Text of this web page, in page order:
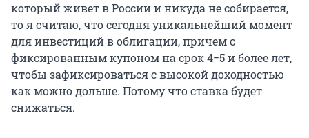
который живет в России и никуда не собирается,
то я считаю, что сегодня уникальнейший момент
для инвестиций в облигации, причем с
фиксированным купоном на срок 4−5 и более лет,
чтобы зафиксироваться с высокой доходностью
как можно дольше. Потому что ставка будет
снижаться.